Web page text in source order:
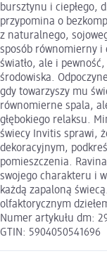
bursztynu i ciepłego,
przypomina o
z naturalnego,
sposób równomierny i
światło, ale i
środowiska.
gdy towarzyszy mu
równomierne spala,
głębokiego relaksu.
świecy Invitis sprawi,
dekoracyjnym,
pomieszczenia.
swojego charakteru i
każdą zapaloną
olfaktorycznym
Numer artykułu dm:
GTIN: 5904050541696